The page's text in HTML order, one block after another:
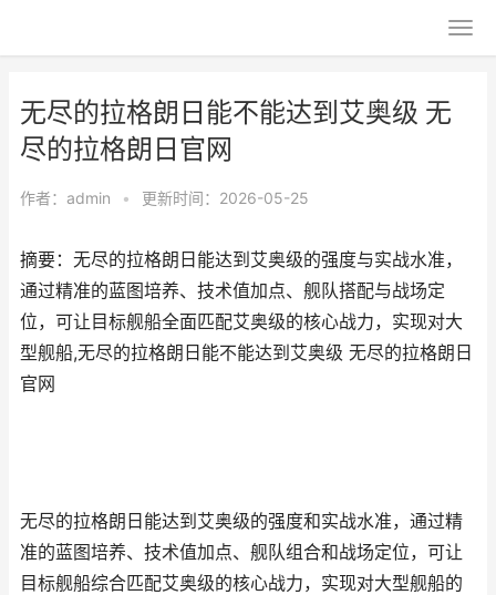
无尽的拉格朗日能不能达到艾奥级 无
尽的拉格朗日官网
作者： admin • 更新时间：2026-05-25
摘要：无尽的拉格朗日能达到艾奥级的强度与实战水准，
通过精准的蓝图培养、技术值加点、舰队搭配与战场定
位，可让目标舰船全面匹配艾奥级的核心战力，实现对大
型舰船,无尽的拉格朗日能不能达到艾奥级 无尽的拉格朗日
官网
无尽的拉格朗日能达到艾奥级的强度和实战水准，通过精
准的蓝图培养、技术值加点、舰队组合和战场定位，可让
目标舰船综合匹配艾奥级的核心战力，实现对大型舰船的